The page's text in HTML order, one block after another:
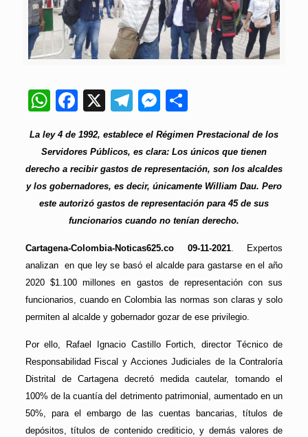
WhatsApp
Facebook
X Telegram
Messenger
La ley 4 de 1992, establece el Régimen Prestacional de los
Servidores Públicos, es clara: Los únicos que tienen
derecho a recibir gastos de representación, son los alcaldes
y los gobernadores, es decir, únicamente William Dau. Pero
este autorizó gastos de representación para 45 de sus
funcionarios cuando no tenían derecho.
Cartagena-Colombia-Noticas625.co 09-11-2021. Expertos
analizan en que ley se basó el alcalde para gastarse en el año
2020 $1.100 millones en gastos de representación con sus
funcionarios, cuando en Colombia las normas son claras y solo
permiten al alcalde y gobernador gozar de ese privilegio.
Por ello, Rafael Ignacio Castillo Fortich, director Técnico de
Responsabilidad Fiscal y Acciones Judiciales de la Contraloría
Distrital de Cartagena decretó medida cautelar, tomando el
100% de la cuantía del detrimento patrimonial, aumentado en un
50%, para el embargo de las cuentas bancarias, títulos de
depósitos, títulos de contenido crediticio, y demás valores de